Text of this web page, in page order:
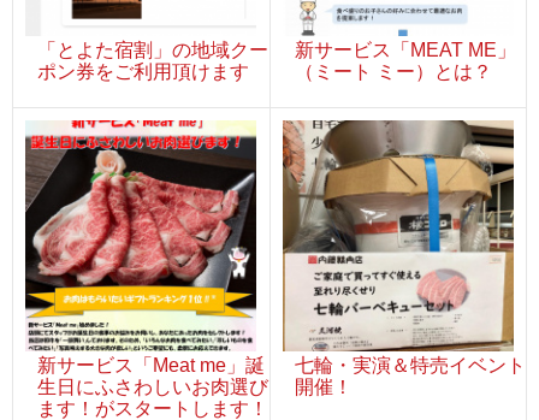
「とよた宿割」の地域クー
ポン券をご利用頂けます
新サービス「MEAT ME」
（ミート ミー）とは？
新サービス「Meat me」誕
生日にふさわしいお肉選び
ます！がスタートします！
七輪・実演＆特売イベント
開催！